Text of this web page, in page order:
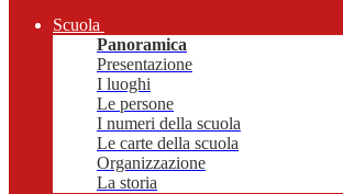
Scuola
Panoramica
Presentazione
I luoghi
Le persone
I numeri della scuola
Le carte della scuola
Organizzazione
La storia